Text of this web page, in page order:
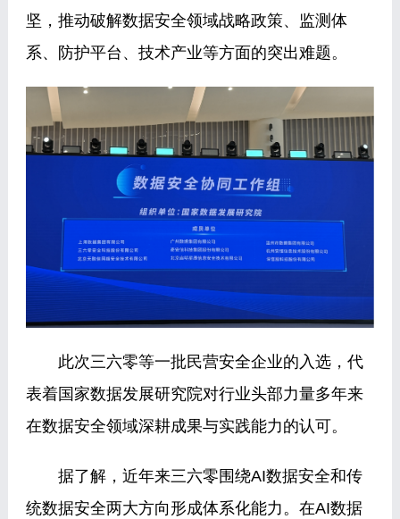
坚，推动破解数据安全领域战略政策、监测体
系、防护平台、技术产业等方面的突出难题。
此次三六零等一批民营安全企业的入选，代
表着国家数据发展研究院对行业头部力量多年来
在数据安全领域深耕成果与实践能力的认可。
据了解，近年来三六零围绕AI数据安全和传
统数据安全两大方向形成体系化能力。在AI数据